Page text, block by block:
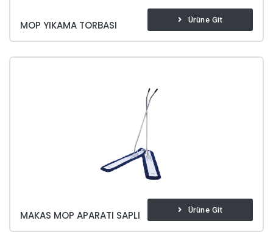
MOP YIKAMA TORBASI Ürüne Git
MAKAS MOP APARATI SAPLI Ürüne Git